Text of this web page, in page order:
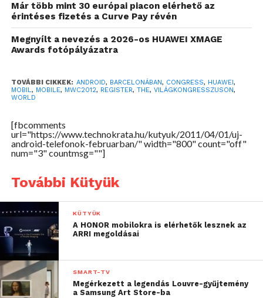
Már több mint 30 európai piacon elérhető az
érintéses fizetés a Curve Pay révén
Megnyílt a nevezés a 2026-os HUAWEI XMAGE
Awards fotópályázatra
TOVÁBBI CIKKEK: ANDROID, BARCELONÁBAN, CONGRESS, HUAWEI ,
MOBIL, MOBILE, MWC2012, REGISTER, THE, VILÁGKONGRESSZUSON,
WORLD
[fbcomments
url="https://www.technokrata.hu/kutyuk/2011/04/01/uj-
android-telefonok-februarban/" width="800" count="off"
num="3" countmsg=""]
További Kütyük
KÜTYÜK
A HONOR mobilokra is elérhetők lesznek az
ARRI megoldásai
SMART-TV
Megérkezett a legendás Louvre-gyűjtemény
a Samsung Art Store-ba